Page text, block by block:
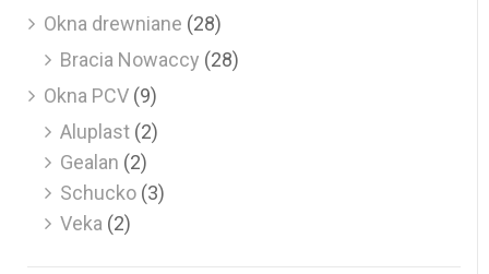
Okna drewniane (28)
Bracia Nowaccy (28)
Okna PCV (9)
Aluplast (2)
Gealan (2)
Schucko (3)
Veka (2)